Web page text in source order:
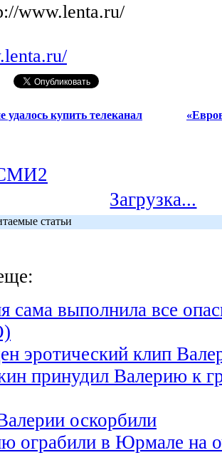
www.lenta.ru/
купить телеканал
Загрузка...
статьи
сама выполнила все
эротический клип
принудил Валерию к
оскорбили
ограбили в Юрмале на